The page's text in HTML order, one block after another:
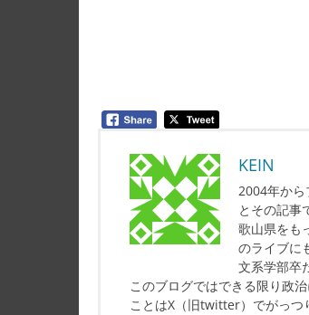
KEIN
2004年から
とその記事
歌山県をも
のライブに
文系学部卒
このブログではできる限り政
ことはX（旧twitter）でがっつ